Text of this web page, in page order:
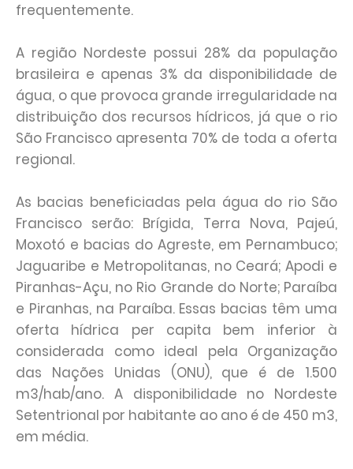
frequentemente.
A região Nordeste possui 28% da população
brasileira e apenas 3% da disponibilidade de
água, o que provoca grande irregularidade na
distribuição dos recursos hídricos, já que o rio
São Francisco apresenta 70% de toda a oferta
regional.
As bacias beneficiadas pela água do rio São
Francisco serão: Brígida, Terra Nova, Pajeú,
Moxotó e bacias do Agreste, em Pernambuco;
Jaguaribe e Metropolitanas, no Ceará; Apodi e
Piranhas-Açu, no Rio Grande do Norte; Paraíba
e Piranhas, na Paraíba. Essas bacias têm uma
oferta hídrica per capita bem inferior à
considerada como ideal pela Organização
das Nações Unidas (ONU), que é de 1.500
m3/hab/ano. A disponibilidade no Nordeste
Setentrional por habitante ao ano é de 450 m3,
em média.